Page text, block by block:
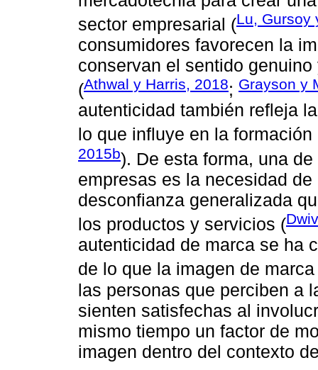
sector empresarial (Lu, Gursoy
consumidores favorecen la
conservan el sentido
(Athwal y Harris, 2018; Grayson y
autenticidad también refleja
lo que influye en la
2015b). De esta forma, una
empresas es la necesidad
desconfianza generalizada
los productos y servicios (
autenticidad de marca se ha
de lo que la imagen de
las personas que perciben a
sienten satisfechas al
mismo tiempo un factor de
imagen dentro del contexto